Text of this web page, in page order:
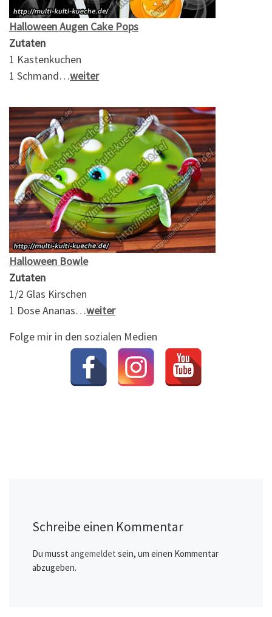
Halloween Augen Cake Pops
Zutaten
1 Kastenkuchen
1 Schmand…weiter
Halloween Bowle
Zutaten
1/2 Glas Kirschen
1 Dose Ananas…weiter
Folge mir in den sozialen Medien
Schreibe einen Kommentar
Du musst angemeldet sein, um einen Kommentar
abzugeben.